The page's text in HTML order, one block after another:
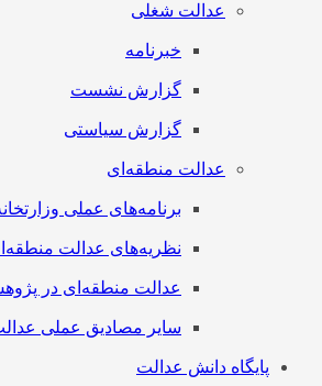
عدالت شغلی
خبرنامه
گزارش نشست
گزارش سیاستی
عدالت منطقه‌ای
برنامه‌های عملی
نظریه‌های عدالت
عدالت منطقه‌ای در
سایر مصادیق عملی
پایگاه دانش عدالت